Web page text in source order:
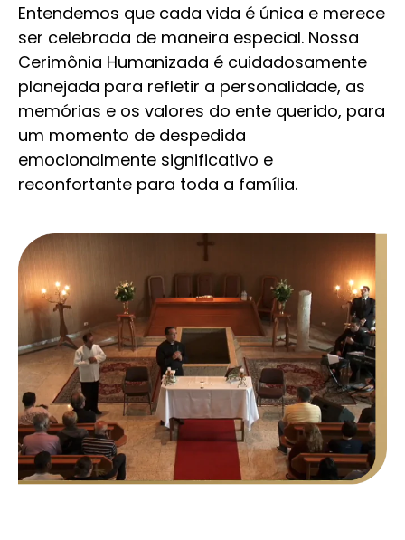
Entendemos que cada vida é única e merece
ser celebrada de maneira especial. Nossa
Cerimônia Humanizada é cuidadosamente
planejada para refletir a personalidade, as
memórias e os valores do ente querido, para
um momento de despedida
emocionalmente significativo e
reconfortante para toda a família.